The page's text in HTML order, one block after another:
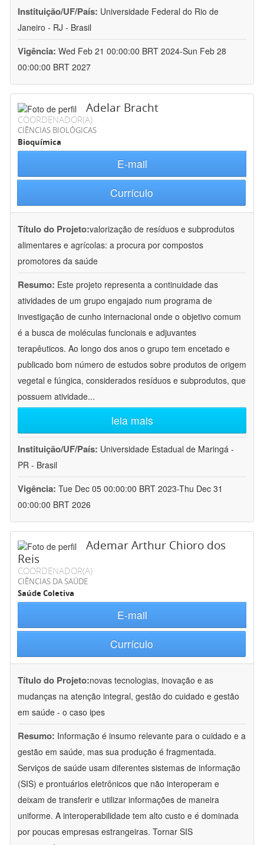
Instituição/UF/País: Universidade Federal do Rio de
Janeiro - RJ - Brasil
Vigência: Wed Feb 21 00:00:00 BRT 2024-Sun Feb 28
00:00:00 BRT 2027
Adelar Bracht
COORDENADOR(A)
CIÊNCIAS BIOLÓGICAS
Bioquímica
E-mail
Currículo
Título do Projeto:valorização de resíduos e subprodutos
alimentares e agrícolas: a procura por compostos
promotores da saúde
Resumo: Este projeto representa a continuidade das
atividades de um grupo engajado num programa de
investigação de cunho internacional onde o objetivo comum
é a busca de moléculas funcionais e adjuvantes
terapêuticos. Ao longo dos anos o grupo tem encetado e
publicado bom número de estudos sobre produtos de origem
vegetal e fúngica, considerados resíduos e subprodutos, que
possuem atividade...
leia mais
Instituição/UF/País: Universidade Estadual de Maringá -
PR - Brasil
Vigência: Tue Dec 05 00:00:00 BRT 2023-Thu Dec 31
00:00:00 BRT 2026
Ademar Arthur Chioro dos
Reis
COORDENADOR(A)
CIÊNCIAS DA SAÚDE
Saúde Coletiva
E-mail
Currículo
Título do Projeto:novas tecnologias, inovação e as
mudanças na atenção integral, gestão do cuidado e gestão
em saúde - o caso ipes
Resumo: Informação é insumo relevante para o cuidado e a
gestão em saúde, mas sua produção é fragmentada.
Serviços de saúde usam diferentes sistemas de informação
(SIS) e prontuários eletrônicos que não interoperam e
deixam de transferir e utilizar informações de maneira
uniforme. A interoperabilidade tem alto custo e é dominada
por poucas empresas estrangeiras. Tornar SIS